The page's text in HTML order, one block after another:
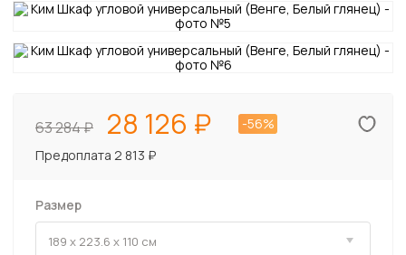
63 284 28 126
-56%
Предоплата 2 813 ₽
Размер